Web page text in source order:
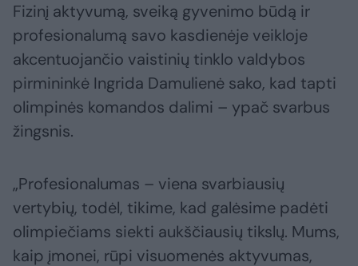
Fizinį aktyvumą, sveiką gyvenimo būdą ir
profesionalumą savo kasdienėje veikloje
akcentuojančio vaistinių tinklo valdybos
pirmininkė Ingrida Damulienė sako, kad tapti
olimpinės komandos dalimi – ypač svarbus
žingsnis.
„Profesionalumas – viena svarbiausių
vertybių, todėl, tikime, kad galėsime padėti
olimpiečiams siekti aukščiausių tikslų. Mums,
kaip įmonei, rūpi visuomenės aktyvumas,